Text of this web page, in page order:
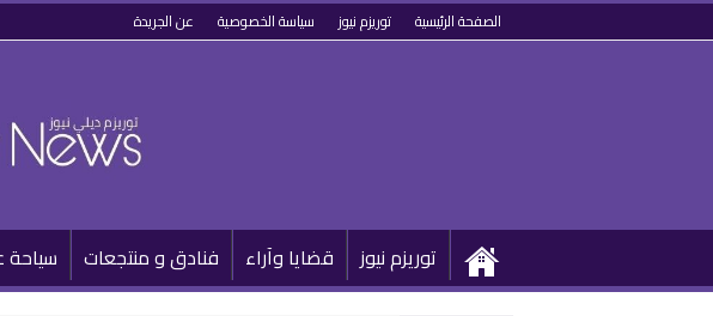
الصفحة الرئيسية توريزم نيوز سياسة الخصوصية عن الجريدة
توريزم نيوز قضايا وآراء فنادق و منتجعات سياحة